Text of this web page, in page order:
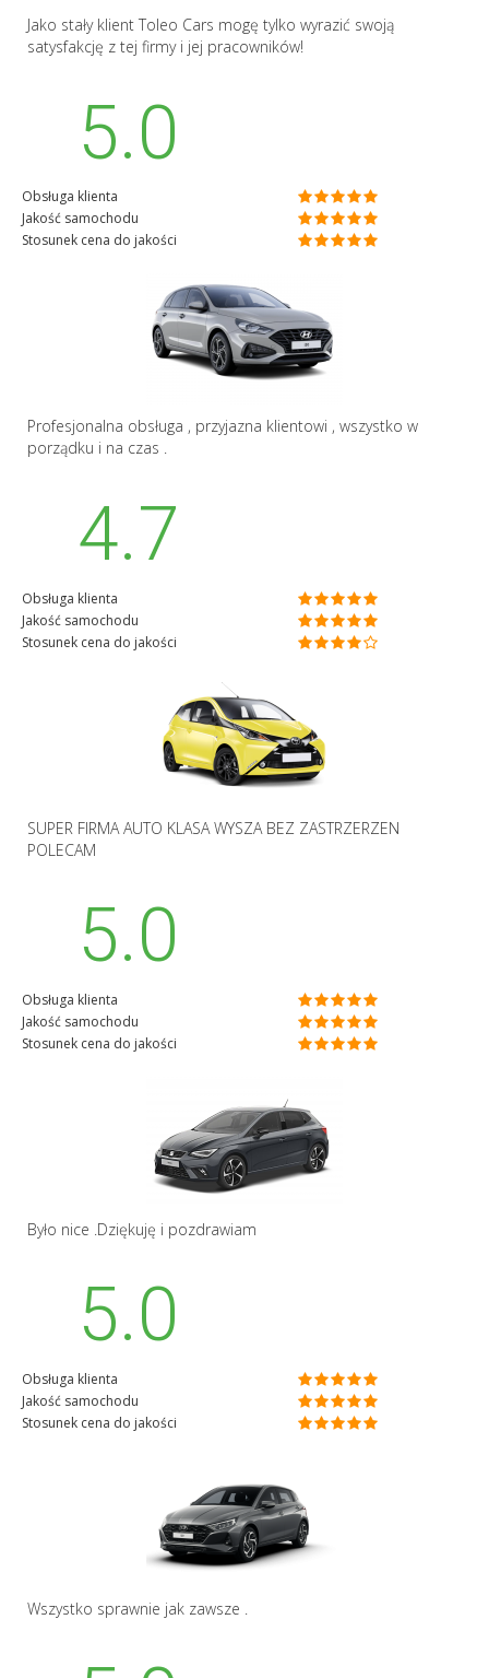
Jako stały klient Toleo Cars mogę tylko wyrazić swoją
satysfakcję z tej firmy i jej pracowników!
5.0
Obsługa klienta
Jakość samochodu
Stosunek cena do jakości
Profesjonalna obsługa , przyjazna klientowi , wszystko w
porządku i na czas .
4.7
Obsługa klienta
Jakość samochodu
Stosunek cena do jakości
SUPER FIRMA AUTO KLASA WYSZA BEZ ZASTRZERZEN
POLECAM
5.0
Obsługa klienta
Jakość samochodu
Stosunek cena do jakości
Było nice .Dziękuję i pozdrawiam
5.0
Obsługa klienta
Jakość samochodu
Stosunek cena do jakości
Wszystko sprawnie jak zawsze .